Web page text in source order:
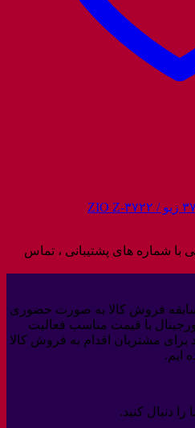
با شماره های پشتیبانی ، تماس
با 16 سال سابقه فروش کالا به صورت حضوری
با قیمت مناسب فعالیت
مشتریان اقدام به فروش کالا
ایم.
را دنبال کنید.